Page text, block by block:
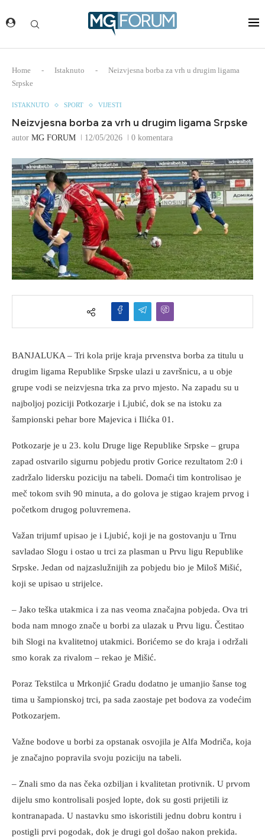
Home - Istaknuto -
Neizvjesna borba za vrh u drugim ligama
Srpske
ISTAKNUTO SPORT VIJESTI
Neizvjesna borba za vrh u drugim ligama Srpske
autor MG FORUM 12/05/2026 0 komentara
BANJALUKA – Tri kola prije kraja prvenstva borba za titulu u
drugim ligama Republike Srpske ulazi u završnicu, a u obje
grupe vodi se neizvjesna trka za prvo mjesto. Na zapadu su u
najboljoj poziciji Potkozarje i Ljubić, dok se na istoku za
šampionski pehar bore Majevica i Ilićka 01.
Potkozarje je u 23. kolu Druge lige Republike Srpske – grupa
zapad ostvarilo sigurnu pobjedu protiv Gorice rezultatom 2:0 i
zadržalo lidersku poziciju na tabeli. Domaći tim kontrolisao je
meč tokom svih 90 minuta, a do golova je stigao krajem prvog i
početkom drugog poluvremena.
Važan trijumf upisao je i Ljubić, koji je na gostovanju u Trnu
savladao Slogu i ostao u trci za plasman u Prvu ligu Republike
Srpske. Jedan od najzaslužnijih za pobjedu bio je Miloš Mišić,
koji se upisao u strijelce.
– Jako teška utakmica i za nas veoma značajna pobjeda. Ova tri
boda nam mnogo znače u borbi za ulazak u Prvu ligu. Čestitao
bih Slogi na kvalitetnoj utakmici. Borićemo se do kraja i održali
smo korak za rivalom – rekao je Mišić.
Poraz Tekstilca u Mrkonjić Gradu dodatno je umanjio šanse tog
tima u šampionskoj trci, pa sada zaostaje pet bodova za vodećim
Potkozarjem.
Važne bodove u borbi za opstanak osvojila je Alfa Modriča, koja
je značajno popravila svoju poziciju na tabeli.
– Znali smo da nas čeka ozbiljan i kvalitetan protivnik. U prvom
dijelu smo kontrolisali posjed lopte, dok su gosti prijetili iz
kontranapada. U nastavku smo iskoristili jednu dobru kontru i
postigli prvi pogodak, dok je drugi gol došao nakon prekida.